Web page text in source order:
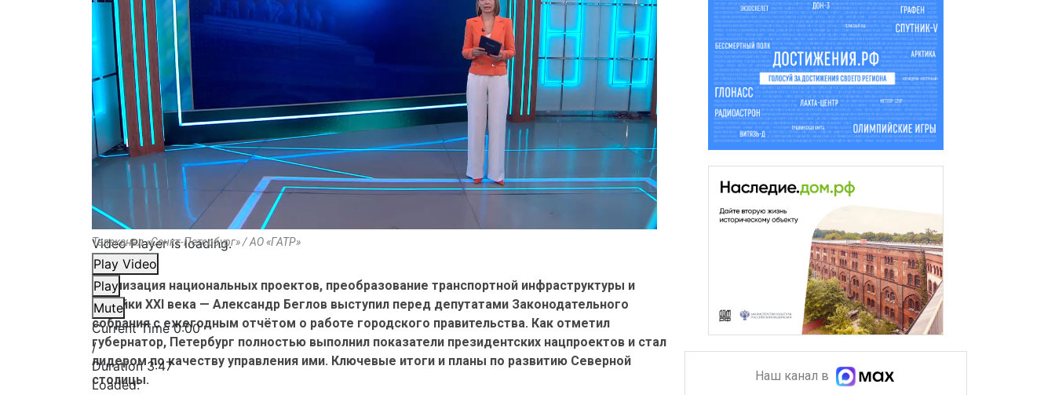
Video Player is loading.
Play Video
Play
Mute
Current Time0:00
/
Duration3:47
Loaded:
Телеканал «Санкт-Петербург» / АО «ГАТР»
Реализация национальных проектов, преобразование транспортной инфраструктуры и
стройки XXI века — Александр Беглов выступил перед депутатами Законодательного
собрания с ежегодным отчётом о работе городского правительства. Как отметил
губернатор, Петербург полностью выполнил показатели президентских нацпроектов и стал
лидером по качеству управления ими. Ключевые итоги и планы по развитию Северной
столицы.
Наш канал в